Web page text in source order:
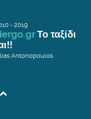
- 2019
Το ταξίδι
Antonopoulos